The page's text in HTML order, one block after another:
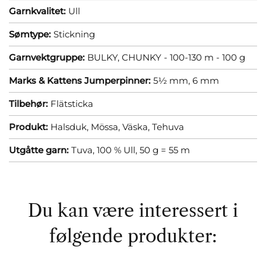
Garnkvalitet: Ull
Sømtype: Stickning
Garnvektgruppe: BULKY, CHUNKY - 100-130 m - 100 g
Marks & Kattens Jumperpinner: 5½ mm, 6 mm
Tilbehør: Flätsticka
Produkt: Halsduk, Mössa, Väska, Tehuva
Utgåtte garn: Tuva, 100 % Ull, 50 g = 55 m
Du kan være interessert i
følgende produkter: